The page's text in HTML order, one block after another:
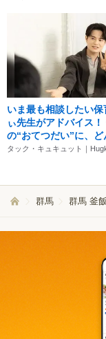
いま最も相談したい保
ぃ先生がアドバイス！
の“おてつだい”に、ど
タック・キュキュット｜
群馬 群馬 釜飯